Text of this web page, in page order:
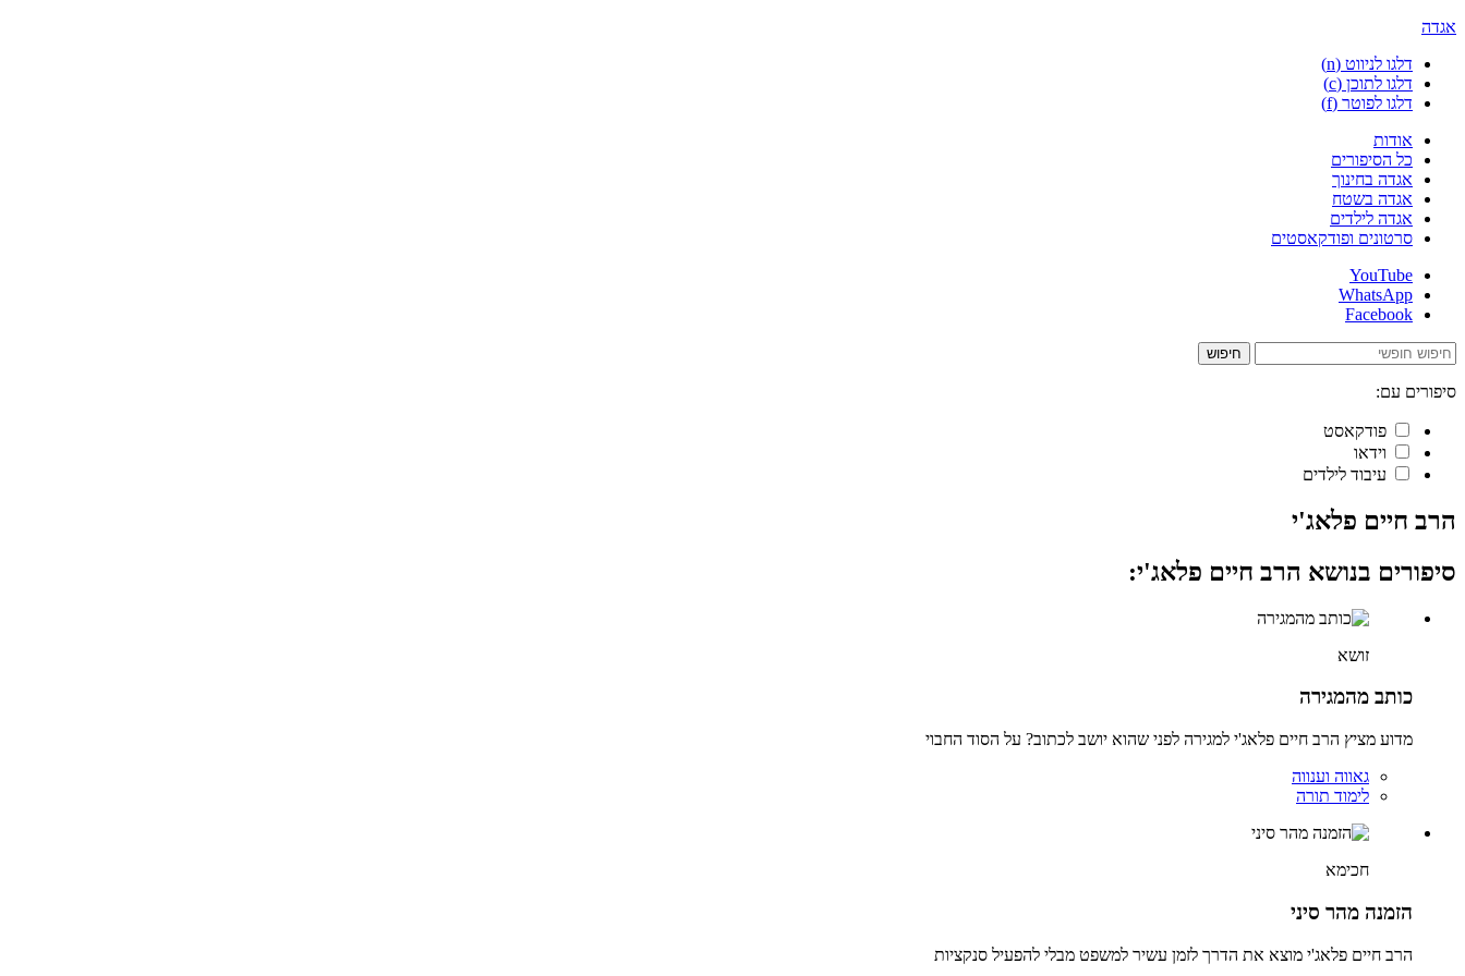
אגדה
דלגו לניווט (n)
דלגו לתוכן (c)
דלגו לפוטר (f)
אודות
כל הסיפורים
אגדה בחינוך
אגדה בשטח
אגדה לילדים
סרטונים ופודקאסטים
YouTube
WhatsApp
Facebook
חיפוש
סיפורים עם:
פודקאסט
וידאו
עיבוד לילדים
הרב חיים פלאג'י
סיפורים בנושא הרב חיים פלאג'י:
זושא
כותב מהמגירה
מדוע מציץ הרב חיים פלאג'י למגירה לפני שהוא יושב לכתוב? על הסוד החבוי
גאווה וענווה
לימוד תורה
חכימא
הזמנה מהר סיני
הרב חיים פלאג'י מוצא את הדרך לזמן עשיר למשפט מבלי להפעיל סנקציות